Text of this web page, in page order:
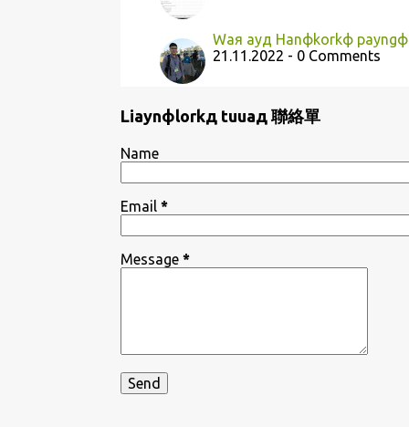
Waя ayд Hanфkorkф
21.11.2022 - 0 Comments
Liaynфlorkд tuuaд 聯絡單
Name
Email *
Message *